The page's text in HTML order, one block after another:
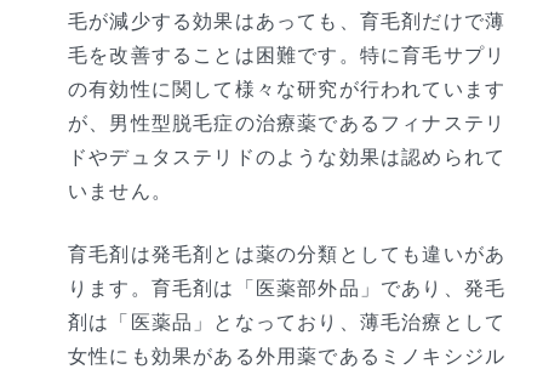
毛が減少する効果はあっても、育毛剤だけで薄
毛を改善することは困難です。特に育毛サプリ
の有効性に関して様々な研究が行われています
が、男性型脱毛症の治療薬であるフィナステリ
ドやデュタステリドのような効果は認められて
いません。
育毛剤は発毛剤とは薬の分類としても違いがあ
ります。育毛剤は「医薬部外品」であり、発毛
剤は「医薬品」となっており、薄毛治療として
女性にも効果がある外用薬であるミノキシジル